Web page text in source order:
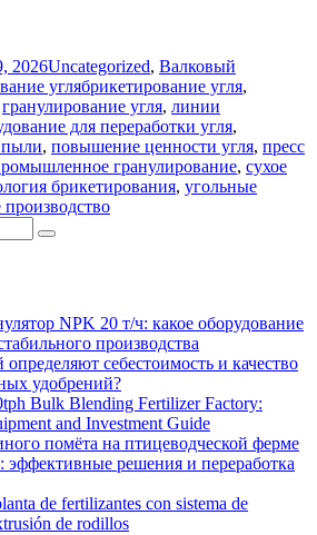
2026Uncategorized, Валковый
угляTags
брикетирование угля,
гранулирование угля, линии
для переработки угля,
пыли, повышение ценности угля, пресс
гранулирование, сухое
брикетирования, угольные
Search
NPK 20 т/ч: какое оборудование
производства
себестоимость и качество
удобрений?
Bulk Blending Fertilizer Factory:
and Investment Guide
помёта на птицеводческой ферме
эффективные решения и переработка
de fertilizantes con sistema de
de rodillos